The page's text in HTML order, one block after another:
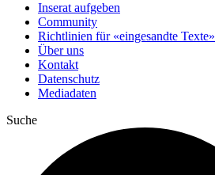
Inserat aufgeben
Community
Richtlinien für «eingesandte Texte»
Über uns
Kontakt
Datenschutz
Mediadaten
Suche